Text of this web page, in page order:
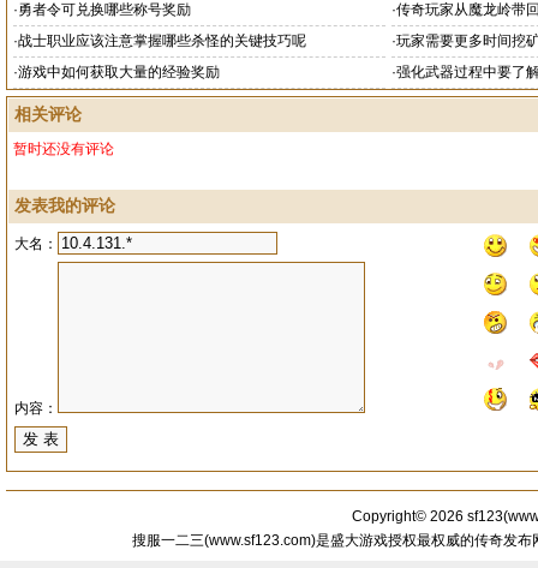
·勇者令可兑换哪些称号奖励 ·传奇玩家从魔龙岭带
·战士职业应该注意掌握哪些杀怪的关键技巧呢 ·玩家需要更多时间挖
·游戏中如何获取大量的经验奖励 ·强化武器过程中要了
相关评论
暂时还没有评论
发表我的评论
大名：
内容：
Copyright© 2026 sf123(
搜服一二三(www.sf123.com)是盛大游戏授权最权威的传奇发